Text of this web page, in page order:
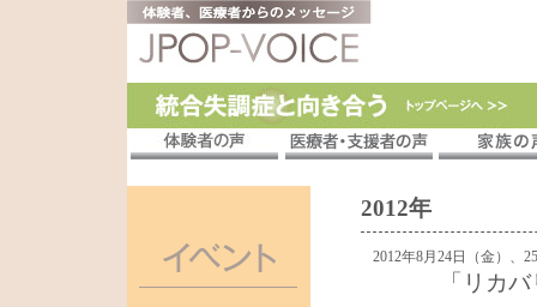
2012年
2012年8月24日（金）、
「リカ